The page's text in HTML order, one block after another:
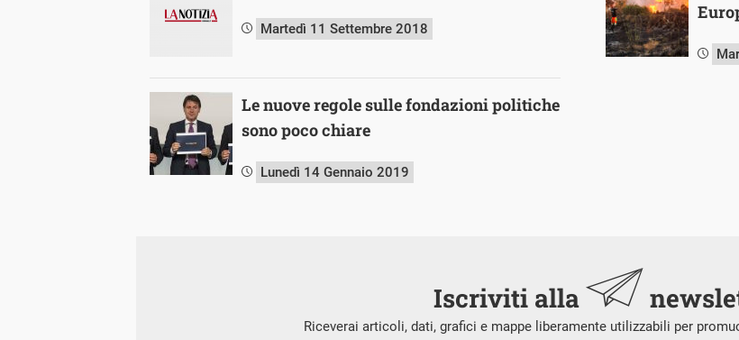
Martedì 11 Settembre 2018
Le nuove regole sulle fondazioni politiche
sono poco chiare
Lunedì 14 Gennaio 2019
Iscriviti alla
Riceverai articoli, dati, grafici e mappe liberamente utilizzabili per